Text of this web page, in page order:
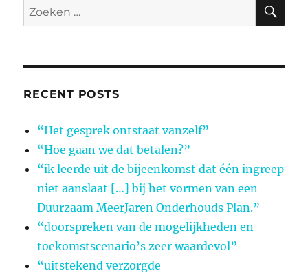
Zoeken
naar:
RECENT POSTS
“Het gesprek ontstaat vanzelf”
“Hoe gaan we dat betalen?”
“ik leerde uit de bijeenkomst dat één ingreep
niet aanslaat […] bij het vormen van een
Duurzaam MeerJaren Onderhouds Plan.”
“doorspreken van de mogelijkheden en
toekomstscenario’s zeer waardevol”
“uitstekend verzorgde